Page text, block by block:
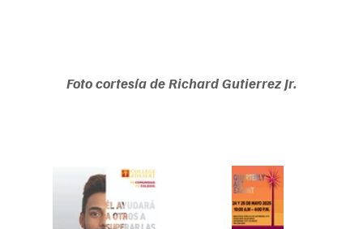
Foto cortesía de Richard Gutierrez Jr.